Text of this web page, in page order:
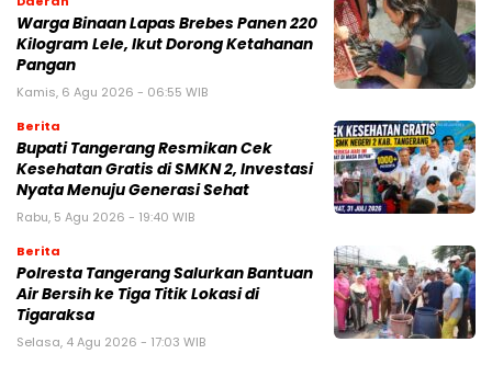
Warga Binaan Lapas Brebes Panen 220
Kilogram Lele, Ikut Dorong Ketahanan
Pangan
Kamis, 6 Agu 2026 - 06:55 WIB
Berita
‎Bupati Tangerang Resmikan Cek
Kesehatan Gratis di SMKN 2, Investasi
Nyata Menuju Generasi Sehat
Rabu, 5 Agu 2026 - 19:40 WIB
Berita
Polresta Tangerang Salurkan Bantuan
Air Bersih ke Tiga Titik Lokasi di
Tigaraksa
Selasa, 4 Agu 2026 - 17:03 WIB